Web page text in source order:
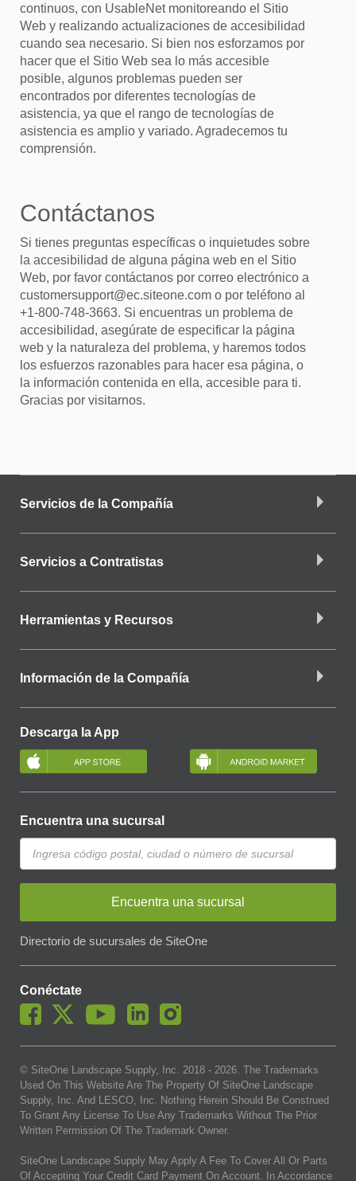
continuos, con UsableNet monitoreando el Sitio
Web y realizando actualizaciones de accesibilidad
cuando sea necesario. Si bien nos esforzamos por
hacer que el Sitio Web sea lo más accesible
posible, algunos problemas pueden ser
encontrados por diferentes tecnologías de
asistencia, ya que el rango de tecnologías de
asistencia es amplio y variado. Agradecemos tu
comprensión.
Contáctanos
Si tienes preguntas específicas o inquietudes sobre
la accesibilidad de alguna página web en el Sitio
Web, por favor contáctanos por correo electrónico a
customersupport@ec.siteone.com o por teléfono al
+1-800-748-3663. Si encuentras un problema de
accesibilidad, asegúrate de especificar la página
web y la naturaleza del problema, y haremos todos
los esfuerzos razonables para hacer esa página, o
la información contenida en ella, accesible para ti.
Gracias por visitarnos.
Servicios de la Compañía
Servicios a Contratistas
Herramientas y Recursos
Información de la Compañía
Descarga la App
Encuentra una sucursal
Encuentra una sucursal
Directorio de sucursales de SiteOne
Conéctate
© SiteOne Landscape Supply, Inc. 2018 - 2026. The Trademarks
Used On This Website Are The Property Of SiteOne Landscape
Supply, Inc. And LESCO, Inc. Nothing Herein Should Be Construed
To Grant Any License To Use Any Trademarks Without The Prior
Written Permission Of The Trademark Owner.
SiteOne Landscape Supply May Apply A Fee To Cover All Or Parts
Of Accepting Your Credit Card Payment On Account. In Accordance